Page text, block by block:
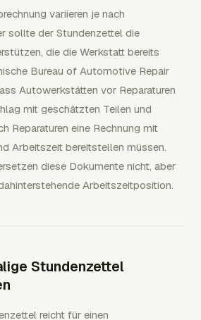
variieren je nach
sollte der Stundenzettel die
die die Werkstatt bereits
Bureau of Automotive Repair
Autowerkstätten vor Reparaturen
mit geschätzten Teilen und
Reparaturen eine Rechnung mit
Arbeitszeit bereitstellen müssen.
diese Dokumente nicht, aber
Arbeitszeitposition.
Stundenzettel
reicht für einen